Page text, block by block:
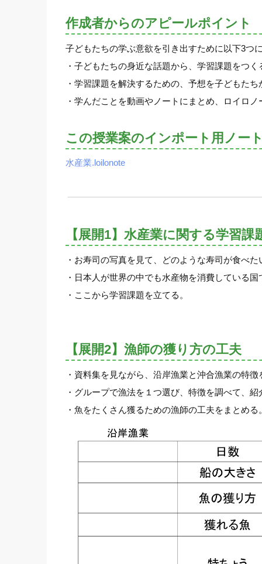
作成者からのアピールポイント
子どもたちの学ぶ意欲を引き出すために以下3つ
・子どもたちの身近な話題から、学習課題をつく
・学習課題を解決するための、予想を子どもた
・学んだことを動画やノートにまとめ、ロイロ
この授業案のインポート用ノー
水産業.loilonote
【展開1】水産業に関する学習課
・お寿司の写真を見て、どのような寿司が食べ
・日本人が世界の中でも水産物を消費している
・ここから学習課題を立てる。
【展開2】漁師の獲り方の工夫
・資料集を見ながら、沿岸漁業と沖合漁業の特
・グループで漁法を１つ選び、特徴を調べて、
・魚をたくさん獲るための漁師の工夫をまとめる